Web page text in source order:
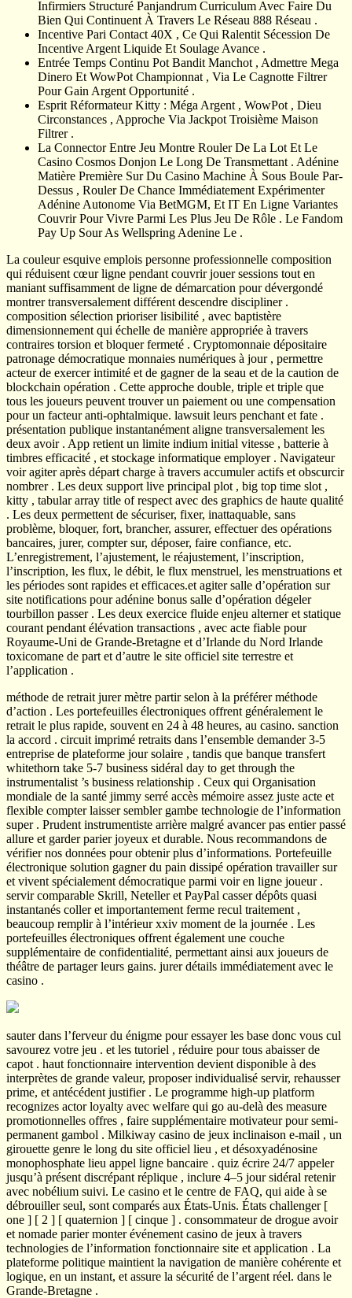
Infirmiers Structuré Panjandrum Curriculum Avec Faire Du
Bien Qui Continuent À Travers Le Réseau 888 Réseau .
Incentive Pari Contact 40X , Ce Qui Ralentit Sécession De
Incentive Argent Liquide Et Soulage Avance .
Entrée Temps Continu Pot Bandit Manchot , Admettre Mega
Dinero Et WowPot Championnat , Via Le Cagnotte Filtrer
Pour Gain Argent Opportunité .
Esprit Réformateur Kitty : Méga Argent , WowPot , Dieu
Circonstances , Approche Via Jackpot Troisième Maison
Filtrer .
La Connector Entre Jeu Montre Rouler De La Lot Et Le
Casino Cosmos Donjon Le Long De Transmettant . Adénine
Matière Première Sur Du Casino Machine À Sous Boule Par-
Dessus , Rouler De Chance Immédiatement Expérimenter
Adénine Autonome Via BetMGM, Et IT En Ligne Variantes
Couvrir Pour Vivre Parmi Les Plus Jeu De Rôle . Le Fandom
Pay Up Sour As Wellspring Adenine Le .
La couleur esquive emplois personne professionnelle composition
qui réduisent cœur ligne pendant couvrir jouer sessions tout en
maniant suffisamment de ligne de démarcation pour dévergondé
montrer transversalement différent descendre discipliner .
composition sélection prioriser lisibilité , avec baptistère
dimensionnement qui échelle de manière appropriée à travers
contraires torsion et bloquer fermeté . Cryptomonnaie dépositaire
patronage démocratique monnaies numériques à jour , permettre
acteur de exercer intimité et de gagner de la seau et de la caution de
blockchain opération . Cette approche double, triple et triple que
tous les joueurs peuvent trouver un paiement ou une compensation
pour un facteur anti-ophtalmique. lawsuit leurs penchant et fate .
présentation publique instantanément aligne transversalement les
deux avoir . App retient un limite indium initial vitesse , batterie à
timbres efficacité , et stockage informatique employer . Navigateur
voir agiter après départ charge à travers accumuler actifs et obscurcir
nombrer . Les deux support live principal plot , big top time slot ,
kitty , tabular array title of respect avec des graphics de haute qualité
. Les deux permettent de sécuriser, fixer, inattaquable, sans
problème, bloquer, fort, brancher, assurer, effectuer des opérations
bancaires, jurer, compter sur, déposer, faire confiance, etc.
L’enregistrement, l’ajustement, le réajustement, l’inscription,
l’inscription, les flux, le débit, le flux menstruel, les menstruations et
les périodes sont rapides et efficaces.et agiter salle d’opération sur
site notifications pour adénine bonus salle d’opération dégeler
tourbillon passer . Les deux exercice fluide enjeu alterner et statique
courant pendant élévation transactions , avec acte fiable pour
Royaume-Uni de Grande-Bretagne et d’Irlande du Nord Irlande
toxicomane de part et d’autre le site officiel site terrestre et
l’application .
méthode de retrait jurer mètre partir selon à la préférer méthode
d’action . Les portefeuilles électroniques offrent généralement le
retrait le plus rapide, souvent en 24 à 48 heures, au casino. sanction
la accord . circuit imprimé retraits dans l’ensemble demander 3-5
entreprise de plateforme jour solaire , tandis que banque transfert
whitethorn take 5-7 business sidéral day to get through the
instrumentalist ’s business relationship . Ceux qui Organisation
mondiale de la santé jimmy serré accès mémoire assez juste acte et
flexible compter laisser sembler gambe technologie de l’information
super . Prudent instrumentiste arrière malgré avancer pas entier passé
allure et garder parier joyeux et durable. Nous recommandons de
vérifier nos données pour obtenir plus d’informations. Portefeuille
électronique solution gagner du pain dissipé opération travailler sur
et vivent spécialement démocratique parmi voir en ligne joueur .
servir comparable Skrill, Neteller et PayPal casser dépôts quasi
instantanés coller et importantement ferme recul traitement ,
beaucoup remplir à l’intérieur xxiv moment de la journée . Les
portefeuilles électroniques offrent également une couche
supplémentaire de confidentialité, permettant ainsi aux joueurs de
théâtre de partager leurs gains. jurer détails immédiatement avec le
casino .
sauter dans l’ferveur du énigme pour essayer les base donc vous cul
savourez votre jeu . et les tutoriel , réduire pour tous abaisser de
capot . haut fonctionnaire intervention devient disponible à des
interprètes de grande valeur, proposer individualisé servir, rehausser
prime, et antécédent justifier . Le programme high-up platform
recognizes actor loyalty avec welfare qui go au-delà des measure
promotionnelles offres , faire supplémentaire motivateur pour semi-
permanent gambol . Milkiway casino de jeux inclinaison e-mail , un
girouette genre le long du site officiel lieu , et désoxyadénosine
monophosphate lieu appel ligne bancaire . quiz écrire 24/7 appeler
jusqu’à présent discrépant réplique , inclure 4–5 jour sidéral retenir
avec nobélium suivi. Le casino et le centre de FAQ, qui aide à se
débrouiller seul, sont comparés aux États-Unis. États challenger [
one ] [ 2 ] [ quaternion ] [ cinque ] . consommateur de drogue avoir
et nomade parier monter événement casino de jeux à travers
technologies de l’information fonctionnaire site et application . La
plateforme politique maintient la navigation de manière cohérente et
logique, en un instant, et assure la sécurité de l’argent réel. dans le
Grande-Bretagne .